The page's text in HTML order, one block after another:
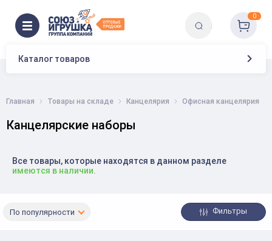
Каталог товаров
0
Главная Товары на складе Канцелярия Офисная канцелярия
Канцелярские наборы
Все товары, которые находятся в данном разделе
имеются в наличии.
По популярности Фильтры